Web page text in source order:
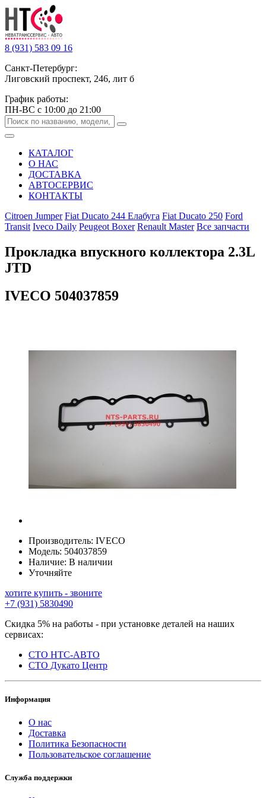
8 (931) 583 09 16
Санкт-Петербург:
Лиговский проспект, 246, лит б
График работы:
ПН-ВС с 10:00 до 21:00
КАТАЛОГ
О НАС
ДОСТАВКА
АВТОСЕРВИС
КОНТАКТЫ
Citroen Jumper Fiat Ducato 244 Елабуга Fiat Ducato 250 Ford
Transit Iveco Daily Peugeot Boxer Renault Master Все запчасти
Прокладка впускного коллектора 2.3L
JTD
IVECO 504037859
Производитель: IVECO
Модель: 504037859
Наличие: В наличии
Уточняйте
хотите купить - звоните
+7 (931) 5830490
Скидка 5% на работы - при установке деталей на наших
сервисах:
СТО НТС-АВТО
СТО Дукато Центр
Информация
О нас
Доставка
Политика Безопасности
Пользовательское соглашение
Служба поддержки